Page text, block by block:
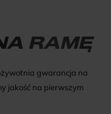
RAMĘ
gwarancja na
jakość na pierwszym